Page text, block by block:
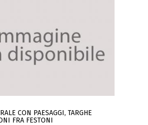
CON PAESAGGI, TARGHE
FRA FESTONI